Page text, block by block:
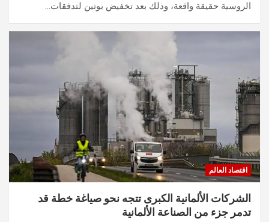
الروسية حقيقة واقعة، وذلك بعد تخفيض بوتين لتدفقات…
اقتصاد العالم
الشركات الألمانية الكبرى تتجه نحو صياغة خطة قد
تدمر جزء من الصناعة الألمانية